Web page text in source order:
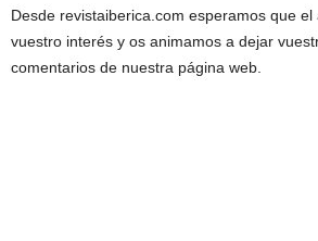
Desde revistaiberica.com esperamos que
vuestro interés y os animamos a dejar
comentarios de nuestra página web.